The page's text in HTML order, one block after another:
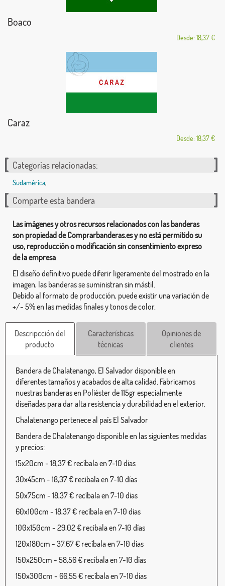
Boaco
Desde: 18,37 €
Caraz
Desde: 18,37 €
Categorías relacionadas:
Sudamérica,
Comparte esta bandera
Las imágenes y otros recursos relacionados con las banderas
son propiedad de Comprarbanderas.es y no está permitido su
uso, reproducción o modificación sin consentimiento expreso
de la empresa
El diseño definitivo puede diferir ligeramente del mostrado en la
imagen, las banderas se suministran sin mástil.
Debido al formato de producción, puede existir una variación de
+/- 5% en las medidas finales y tonos de color.
Descripcción del
producto
Características
técnicas
Opiniones de
clientes
Bandera de Chalatenango, El Salvador disponible en
diferentes tamaños y acabados de alta calidad. Fabricamos
nuestras banderas en Poliéster de 115gr especialmente
diseñadas para dar alta resistencia y durabilidad en el exterior.
Chalatenango pertenece al país El Salvador
Bandera de Chalatenango disponible en las siguientes medidas
y precios:
15x20cm - 18,37 € recíbala en 7-10 días
30x45cm - 18,37 € recíbala en 7-10 días
50x75cm - 18,37 € recíbala en 7-10 días
60x100cm - 18,37 € recíbala en 7-10 días
100x150cm - 29,02 € recíbala en 7-10 días
120x180cm - 37,67 € recíbala en 7-10 días
150x250cm - 58,56 € recíbala en 7-10 días
150x300cm - 66,55 € recíbala en 7-10 días